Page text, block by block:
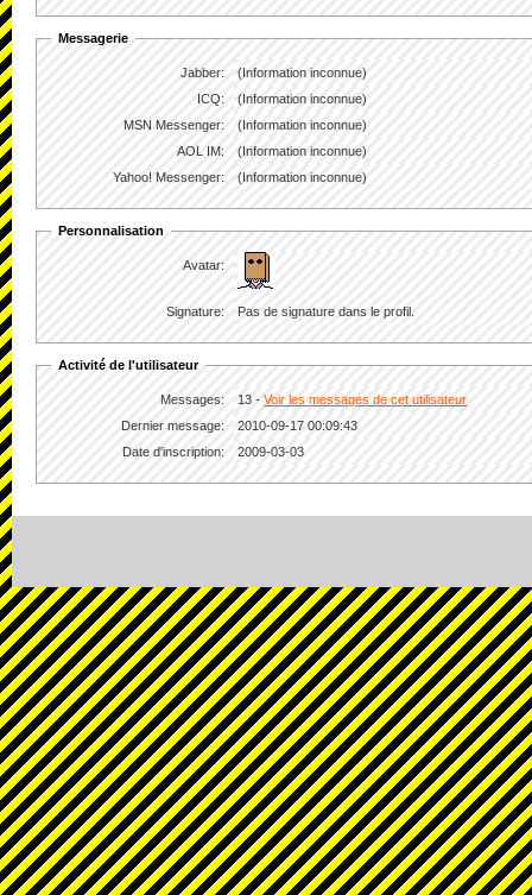
Messagerie
Jabber:
(Information inconnue)
ICQ:
(Information inconnue)
MSN Messenger:
(Information inconnue)
AOL IM:
(Information inconnue)
Yahoo! Messenger:
(Information inconnue)
Personnalisation
Avatar:
Signature: Pas de signature dans le profil.
Activité de l'utilisateur
Messages: 13 - Voir les messages de cet utilisateur
Dernier message:
2010-09-17 00:09:43
Date d'inscription:
2009-03-03